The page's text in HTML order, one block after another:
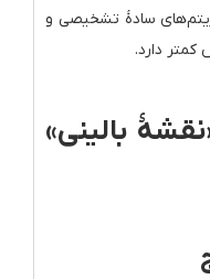
سادهٔ تشخیصی و
کمتر دارد.
بالینی»